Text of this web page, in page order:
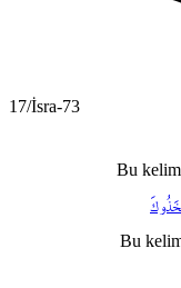
17/İsra-73
Bu
Bu